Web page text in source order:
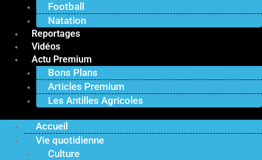
Football
Natation
Reportages
Vidéos
Actu Premium
Bons Plans
Articles Premium
Les Antilles Agricoles
Accueil
Vie quotidienne
Culture